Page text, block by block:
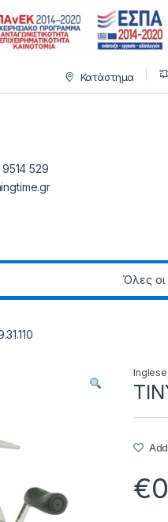
Κατάστημα
529
Inglese
€